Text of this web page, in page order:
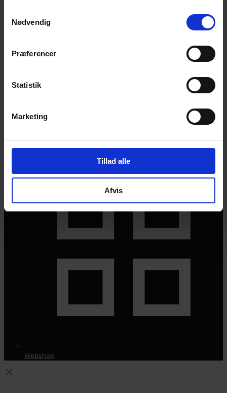
Nødvendig
Præferencer
Statistik
Marketing
Tillad alle
Afvis
Webshop